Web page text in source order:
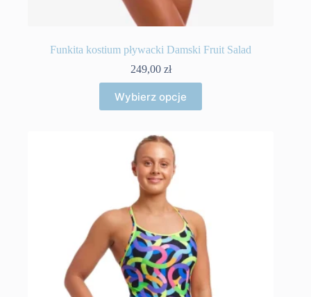
Funkita kostium pływacki Damski Fruit Salad
249,00 zł
Wybierz opcje
produkt
ma
wariantów.
Opcje
można
wybrać
na
stronie
produktu